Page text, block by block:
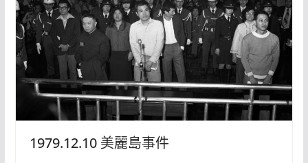
1979.12.10 美麗島事件